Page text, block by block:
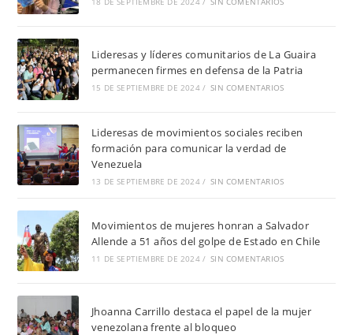
Lideresas y líderes comunitarios de La Guaira
permanecen firmes en defensa de la Patria
15 DE SEPTIEMBRE DE 2024 / SIN COMENTARIOS
Lideresas de movimientos sociales reciben
formación para comunicar la verdad de
Venezuela
13 DE SEPTIEMBRE DE 2024 / SIN COMENTARIOS
Movimientos de mujeres honran a Salvador
Allende a 51 años del golpe de Estado en Chile
11 DE SEPTIEMBRE DE 2024 / SIN COMENTARIOS
Jhoanna Carrillo destaca el papel de la mujer
venezolana frente al bloqueo